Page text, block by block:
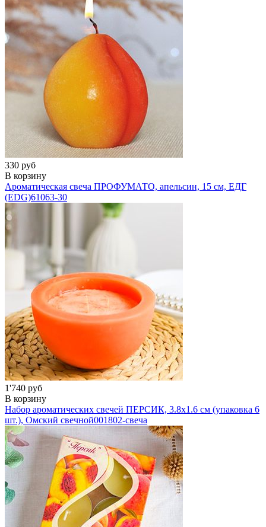
330 руб
В корзину
Ароматическая свеча ПРОФУМАТО, апельсин, 15 см, ЕДГ
(EDG)61063-30
1'740 руб
В корзину
Набор ароматических свечей ПЕРСИК, 3.8х1.6 см (упаковка 6
шт.), Омский свечной001802-свеча